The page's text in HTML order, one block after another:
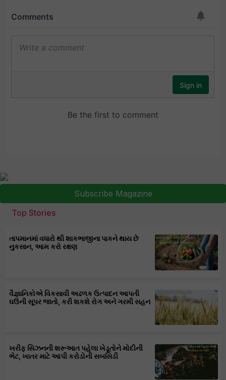
Subscribe Magazine
Top Stories
તાપમાનમાં વધારો થી શાકભાજીના પાકને થાય છે
નુકસાન, આમ કરો રક્ષણ
વૈજ્ઞાનિકોએ વિકસાવી અઢળક ઉત્પાદન આપતી
ઘઉંની સૂપર જાતો, કરી શકશે રોગ અને ગરમી સહન
ખરીફ સિઝનની શરૂઆત પહેલા ખેડૂતોને મોદીની
ભેટ, ખાતર માટે આપી કરોડોની સબસિડી